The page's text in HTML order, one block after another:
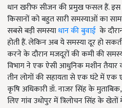
धान खरीफ सीजन की प्रमुख फसल हैं.
किसानों को बहुत सारी समस्याओं का
सबसे बड़ी समस्याधान की बुवाई के
होती हैं. लेकिन अब ये समस्या दूर हो
करने के दौरान मजदूरों की कमी की
विभाग ने एक ऐसी आधुनिक मशीन तैयार
तीन लोगों की सहायता से एक घंटे में एक
कृषि अधिकारी डॉ. नाजर सिंह के
लिए गांव उधोपुर में त्रिलोचन सिंह के खेतों